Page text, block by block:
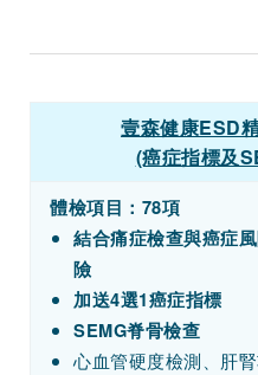
壹森健康ESD
(癌症指標及
體檢項目：78項
結合痛症檢查與癌症
險
加送4選1癌症指標
SEMG脊骨檢查
心血管硬度檢測、肝